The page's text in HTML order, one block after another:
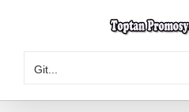
Git...